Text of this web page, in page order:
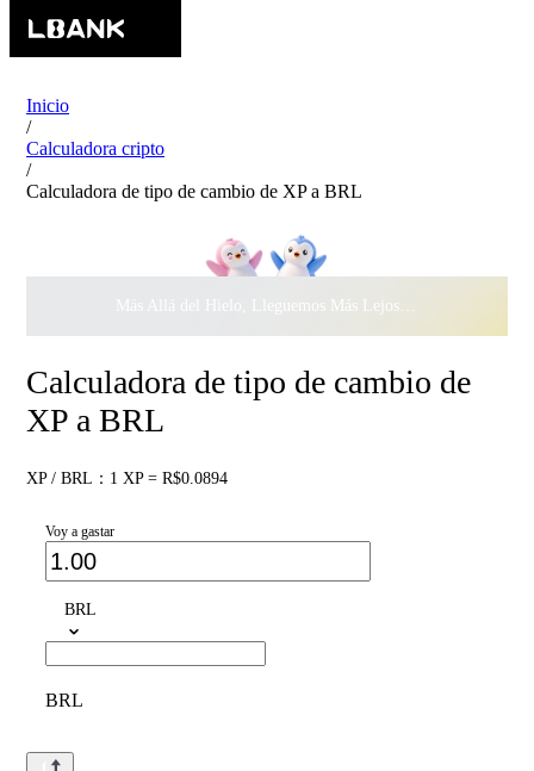
Inicio
/
Calculadora cripto
/
Calculadora de tipo de cambio de XP a BRL
Más Allá del Hielo, Lleguemos Más Lejos Juntos ·
Calculadora de tipo de cambio de
XP a BRL
XP / BRL：1 XP = R$0.0894
Voy a gastar
BRL
BRL